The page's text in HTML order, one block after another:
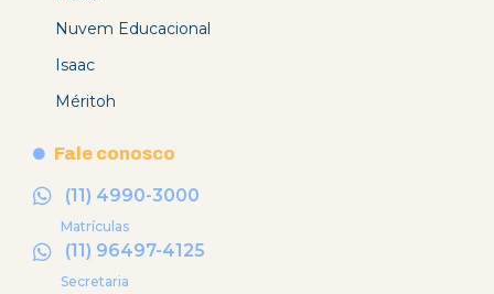
Nuvem Educacional
Isaac
Méritoh
Fale conosco
(11) 4990-3000
Matrículas
(11) 96497-4125
Secretaria